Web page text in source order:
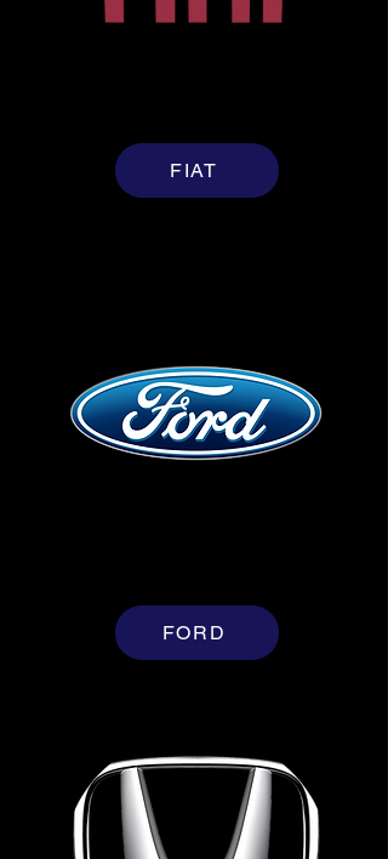
FIAT
FORD